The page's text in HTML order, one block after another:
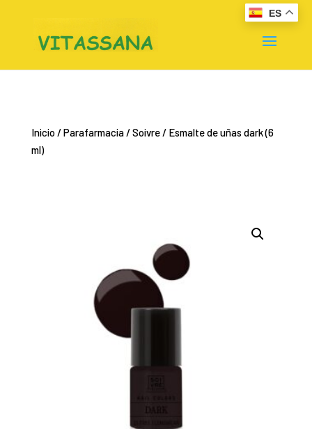
Inicio/Parafarmacia/Soivre/ Esmalte de uñas dark (6
ml)
ES